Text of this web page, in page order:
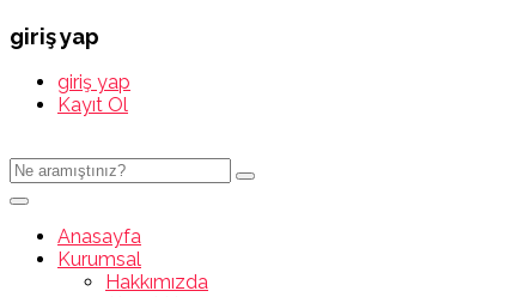
giriş yap
giriş yap
Kayıt Ol
Anasayfa
Kurumsal
Hakkımızda